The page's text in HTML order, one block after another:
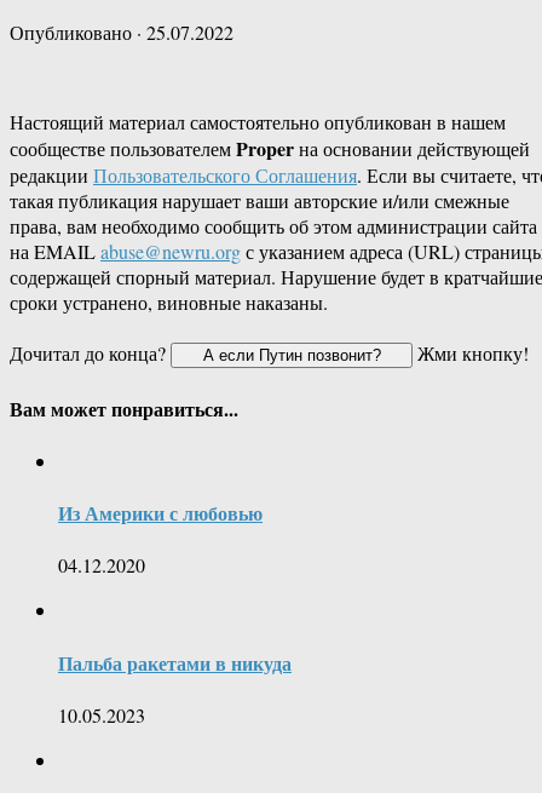
Опубликовано · 25.07.2022
Настоящий материал самостоятельно опубликован в нашем
сообществе пользователемProperна основании действующей
редакции Пользовательского Соглашения. Если вы считаете,
такая публикация нарушает ваши авторские и/или смежные
права, вам необходимо сообщить об этом администрации сайта
на EMAILabuse@newru.orgс указанием адреса (URL)
содержащей спорный материал. Нарушение будет в кратчайшие
сроки устранено, виновные наказаны.
Дочитал до конца?
Жми кнопку!
Вам может понравиться...
Из Америки с любовью
04.12.2020
Пальба ракетами в никуда
10.05.2023